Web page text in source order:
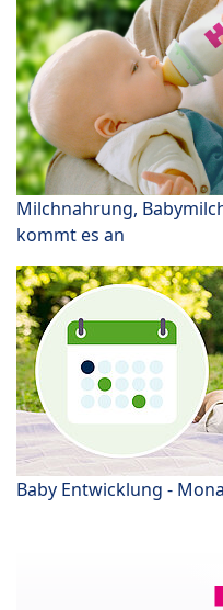
Milchnahrung,
kommt es an
Baby Entwicklung -